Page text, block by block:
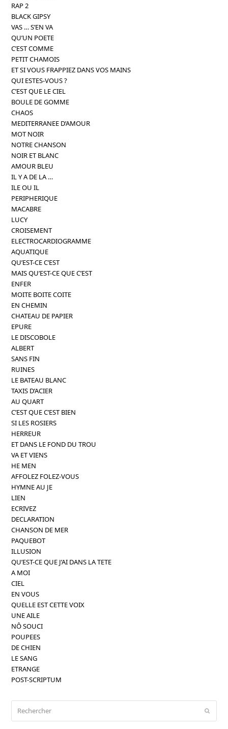
RAP 2
BLACK GIPSY
VAS … S’EN VA
QU’UN POETE
C’EST COMME
PETIT CHAMOIS
ET SI VOUS FRAPPIEZ DANS VOS MAINS
QUI ESTES-VOUS ?
C’EST QUE LE CIEL
BOULE DE GOMME
CHAOS
MEDITERRANEE D’AMOUR
MOT NOIR
NOTRE CHANSON
NOIR ET BLANC
AMOUR BLEU
IL Y A DE LA …
ILE OU IL
PERIPHERIQUE
MACABRE
LUCY
CROISEMENT
ELECTROCARDIOGRAMME
AQUATIQUE
QU’EST-CE C’EST
MAIS QU’EST-CE QUE C’EST
ENFER
MOITE BOITE COITE
EN CHEMIN
CHATEAU DE PAPIER
EPURE
LE DISCOBOLE
ALBERT
SANS FIN
RUINES
LE BATEAU BLANC
TAXIS D’ACIER
AU QUART
C’EST QUE C’EST BIEN
SI LES ROSIERS
HERREUR
ET DANS LE FOND DU TROU
VA ET VIENS
HE MEN
AFFOLEZ FOLEZ-VOUS
HYMNE AU JE
LIEN
ECRIVEZ
DECLARATION
CHANSON DE MER
PAQUEBOT
ILLUSION
QU’EST-CE QUE J’AI DANS LA TETE
A MOI
CIEL
EN VOUS
QUELLE EST CETTE VOIX
UNE AILE
NÔ SOUCI
POUPEES
DE CHIEN
LE SANG
ETRANGE
POST-SCRIPTUM